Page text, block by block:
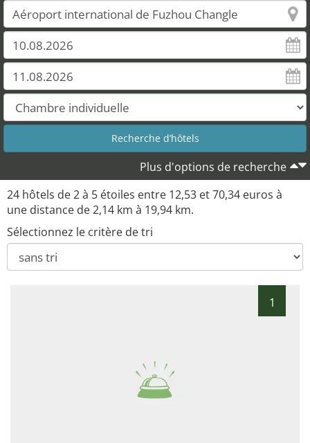
Plus d'options de recherche
24 hôtels de 2 à 5 étoiles entre 12,53 et 70,34 euros à
une distance de 2,14 km à 19,94 km.
Sélectionnez le critère de tri
1